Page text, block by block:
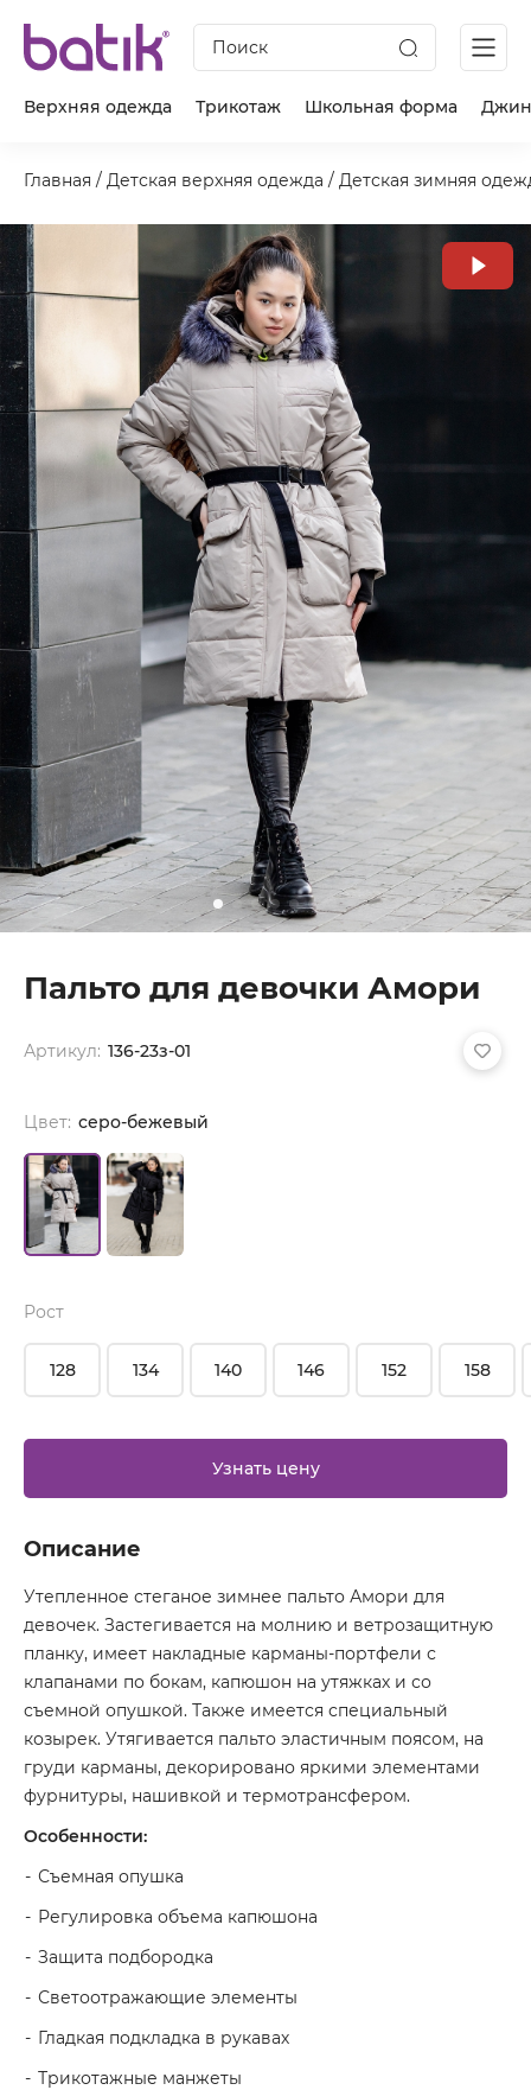
Поиск
Верхняя одежда Трикотаж Школьная форма
Главная / Детская верхняя одежда / Детская зимняя
Пальто для девочки Амори
Артикул: 136-23з-01
Цвет: серо-бежевый
Рост
128 134 140 146 152 158
Узнать цену
Описание
Утепленное стеганое зимнее пальто Амори для
девочек. Застегивается на молнию и ветрозащитную
планку, имеет накладные карманы-портфели с
клапанами по бокам, капюшон на утяжках и со
съемной опушкой. Также имеется специальный
козырек. Утягивается пальто эластичным поясом, на
груди карманы, декорировано яркими элементами
фурнитуры, нашивкой и термотрансфером.
Особенности:
Съемная опушка
Регулировка объема капюшона
Защита подбородка
Светоотражающие элементы
Гладкая подкладка в рукавах
Трикотажные манжеты